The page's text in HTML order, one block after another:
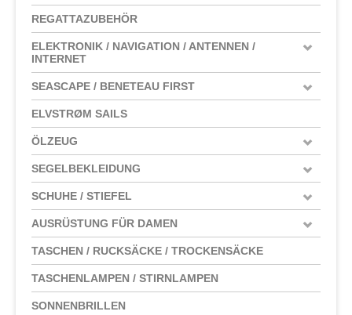
REGATTAZUBEHÖR
ELEKTRONIK / NAVIGATION / ANTENNEN /
INTERNET
SEASCAPE / BENETEAU FIRST
ELVSTRØM SAILS
ÖLZEUG
SEGELBEKLEIDUNG
SCHUHE / STIEFEL
AUSRÜSTUNG FÜR DAMEN
TASCHEN / RUCKSÄCKE / TROCKENSÄCKE
TASCHENLAMPEN / STIRNLAMPEN
SONNENBRILLEN